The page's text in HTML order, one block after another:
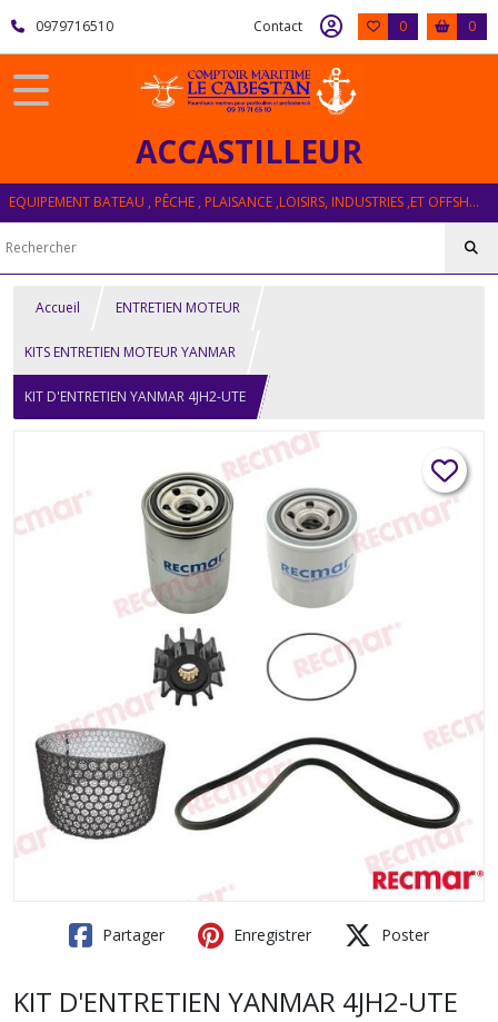
0979716510 Contact 0 0
ACCASTILLEUR
EQUIPEMENT BATEAU , PÊCHE , PLAISANCE ,LOISIRS, INDUSTRIES ,ET OFFSHORE
Accueil ENTRETIEN MOTEUR
KITS ENTRETIEN MOTEUR YANMAR
KIT D'ENTRETIEN YANMAR 4JH2-UTE
Partager Enregistrer Poster
KIT D'ENTRETIEN YANMAR 4JH2-UTE